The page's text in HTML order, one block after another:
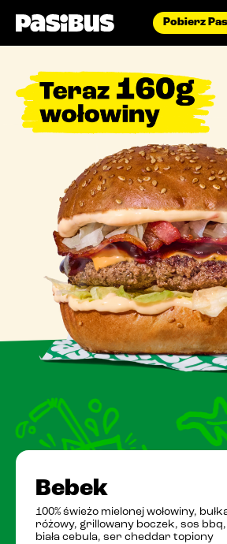
Pobierz
menu
blog
biuro
o
Pobierz
Bebek
100% świeżo mielonej wołowiny,
różowy, grillowany boczek, sos bbq,
biała cebula, ser cheddar topiony